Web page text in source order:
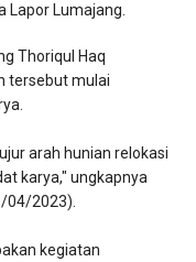
Lapor Lumajang.
Thoriqul Haq
tersebut mulai
arah hunian relokasi
karya," ungkapnya
04/2023).
kegiatan